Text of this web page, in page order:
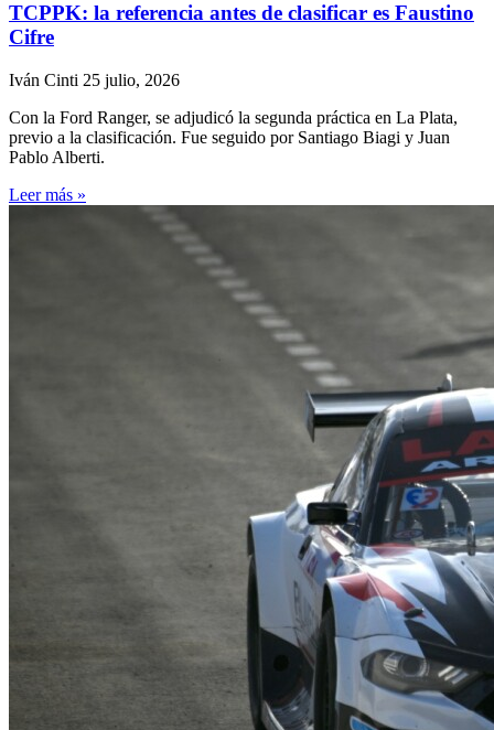
TCPPK: la referencia antes de clasificar es Faustino
Cifre
Iván Cinti 25 julio, 2026
Con la Ford Ranger, se adjudicó la segunda práctica en La Plata,
previo a la clasificación. Fue seguido por Santiago Biagi y Juan
Pablo Alberti.
Leer más »